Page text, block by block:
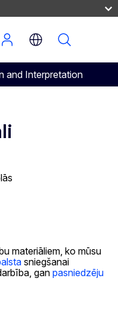
and Interpretation
materiāliem, ko mūsu
sniegšanai
gan pasniedzēju